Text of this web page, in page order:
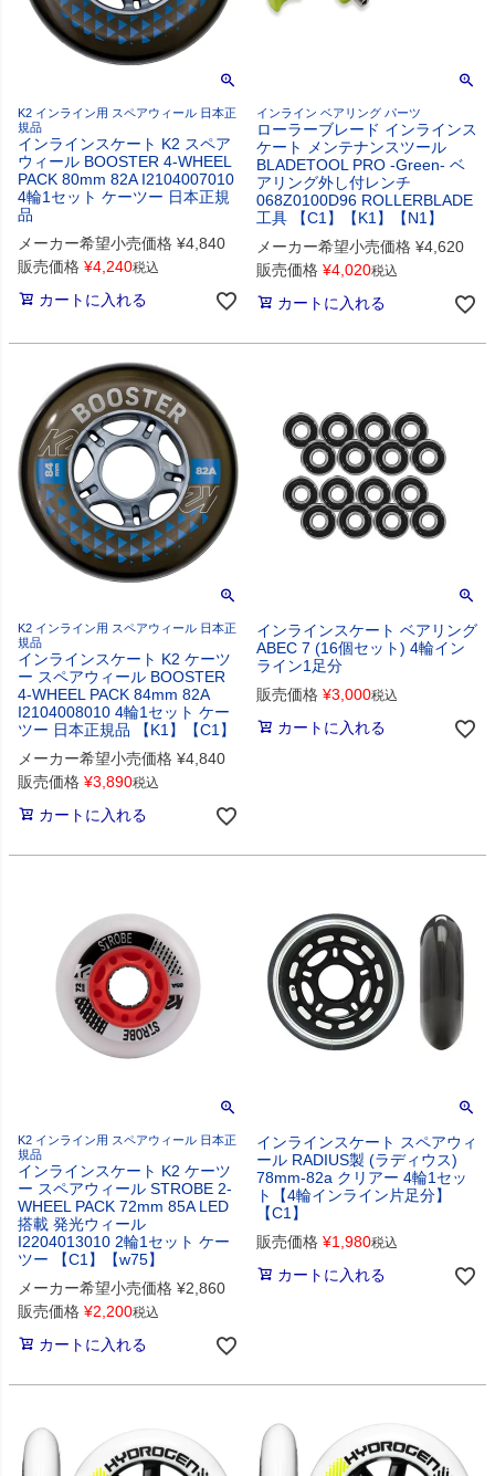
K2 インライン用 スペアウィール 日本正
規品
インラインスケート K2 スペア
ウィール BOOSTER 4-WHEEL
PACK 80mm 82A I2104007010
4輪1セット ケーツー 日本正規
品
メーカー希望小売価格 ¥4,840
販売価格 ¥4,240税込
カートに入れる
インライン ベアリング パーツ
ローラーブレード インラインス
ケート メンテナンスツール
BLADETOOL PRO -Green- ベ
アリング外し付レンチ
068Z0100D96 ROLLERBLADE
工具 【C1】【K1】【N1】
メーカー希望小売価格 ¥4,620
販売価格 ¥4,020税込
カートに入れる
K2 インライン用 スペアウィール 日本正
規品
インラインスケート K2 ケーツ
ー スペアウィール BOOSTER
4-WHEEL PACK 84mm 82A
I2104008010 4輪1セット ケー
ツー 日本正規品 【K1】【C1】
メーカー希望小売価格 ¥4,840
販売価格 ¥3,890税込
カートに入れる
インラインスケート ベアリング
ABEC 7 (16個セット) 4輪イン
ライン1足分
販売価格 ¥3,000税込
カートに入れる
K2 インライン用 スペアウィール 日本正
規品
インラインスケート K2 ケーツ
ー スペアウィール STROBE 2-
WHEEL PACK 72mm 85A LED
搭載 発光ウィール
I2204013010 2輪1セット ケー
ツー 【C1】【w75】
メーカー希望小売価格 ¥2,860
販売価格 ¥2,200税込
カートに入れる
インラインスケート スペアウィ
ール RADIUS製 (ラディウス)
78mm-82a クリアー 4輪1セッ
ト【4輪インライン片足分】
【C1】
販売価格 ¥1,980税込
カートに入れる